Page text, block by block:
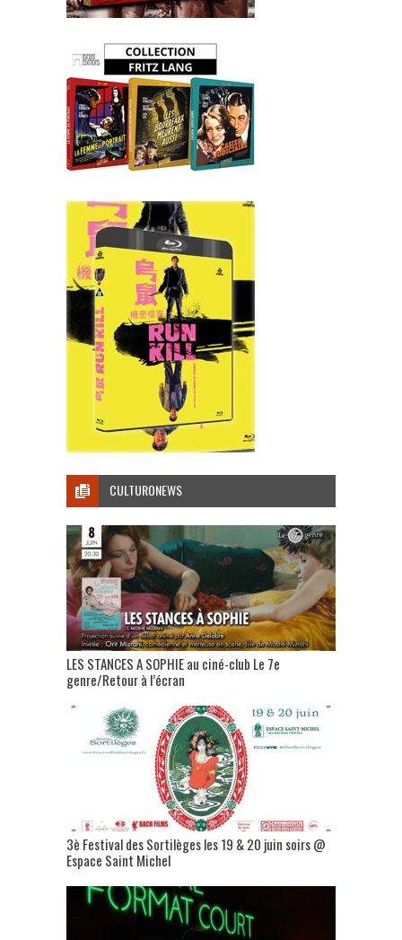
CULTURONEWS
LES STANCES A SOPHIE au ciné-club Le 7e
genre/Retour à l’écran
3è Festival des Sortilèges les 19 & 20 juin soirs @
Espace Saint Michel